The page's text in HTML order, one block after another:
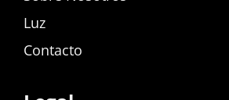
Luz
Contacto